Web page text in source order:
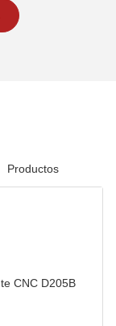
Productos